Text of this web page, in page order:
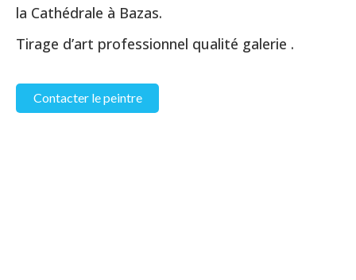
la Cathédrale à Bazas.
Tirage d’art professionnel qualité galerie .
Contacter le peintre